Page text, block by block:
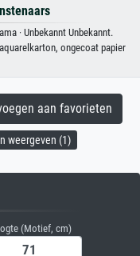
· Unbekannt Unbekannt.
ongecoat papier
aan favorieten
weergeven (1)
(Motief, cm)